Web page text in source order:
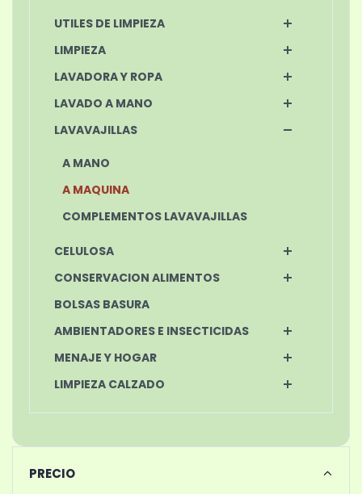
UTILES DE LIMPIEZA
LIMPIEZA
LAVADORA Y ROPA
LAVADO A MANO
LAVAVAJILLAS
A MANO
A MAQUINA
COMPLEMENTOS LAVAVAJILLAS
CELULOSA
CONSERVACION ALIMENTOS
BOLSAS BASURA
AMBIENTADORES E INSECTICIDAS
MENAJE Y HOGAR
LIMPIEZA CALZADO
PRECIO